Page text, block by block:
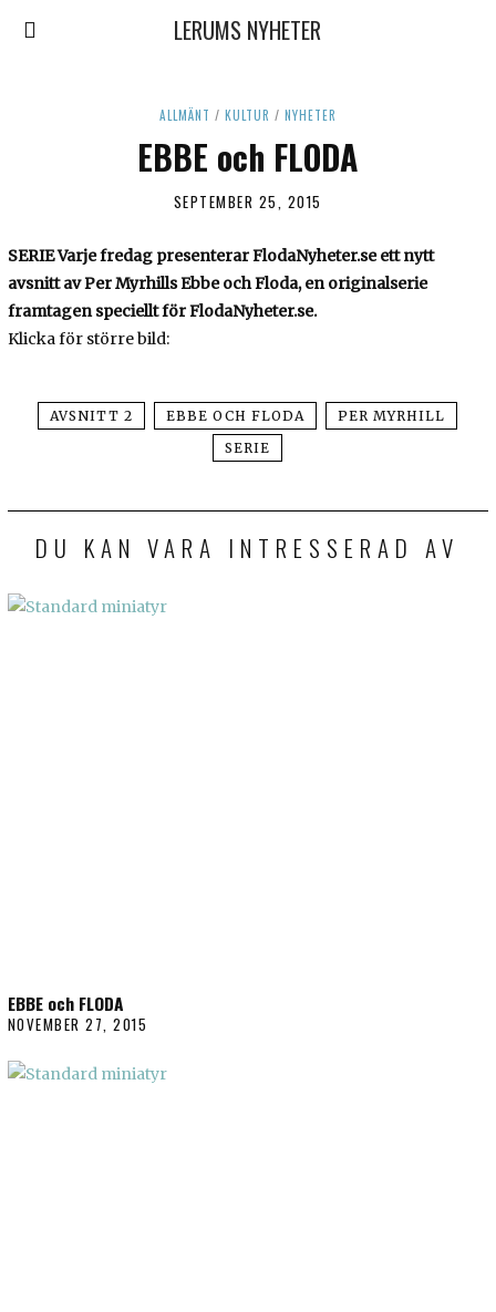
LERUMS NYHETER
ALLMÄNT / KULTUR / NYHETER
EBBE och FLODA
SEPTEMBER 25, 2015
SERIEVarje fredag presenterar FlodaNyheter.se ett nytt
avsnitt av Per Myrhills Ebbe och Floda, en originalserie
framtagen speciellt för FlodaNyheter.se.
Klicka för större bild:
AVSNITT 2 EBBE OCH FLODA
PER MYRHILL
SERIE
DU KAN VARA INTRESSERAD AV
EBBE och FLODA
NOVEMBER 27, 2015